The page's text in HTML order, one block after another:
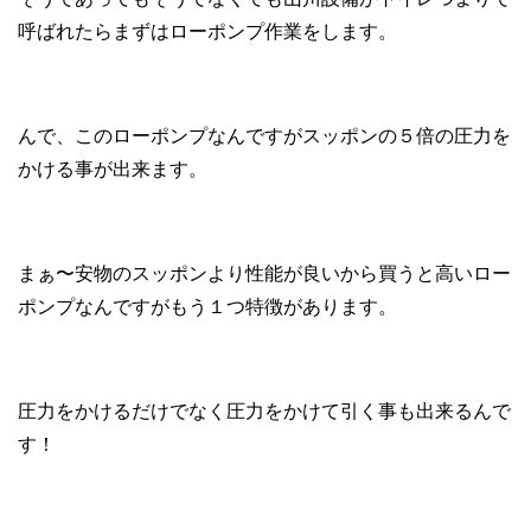
呼ばれたらまずはローポンプ作業をします。
んで、このローポンプなんですがスッポンの５倍の圧力を
かける事が出来ます。
まぁ〜安物のスッポンより性能が良いから買うと高いロー
ポンプなんですがもう１つ特徴があります。
圧力をかけるだけでなく圧力をかけて引く事も出来るんで
す！